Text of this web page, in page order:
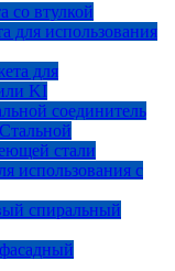
со втулкой
для использования
для
KI
соединитель
Стальной
стали
использования с
спиральный